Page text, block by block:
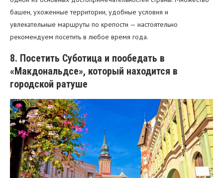
башен, ухоженные территории, удобные условия и
увлекательные маршруты по крепости — настоятельно
рекомендуем посетить в любое время года.
8. Посетить Суботица и пообедать в
«Макдональдсе», который находится в
городской ратуше